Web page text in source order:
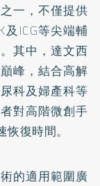
一，不僅提供
ICG等尖端輔
其中，達文西
峰，結合高解
科及婦產科等
對高階微創手
復時間。
的適用範圍廣